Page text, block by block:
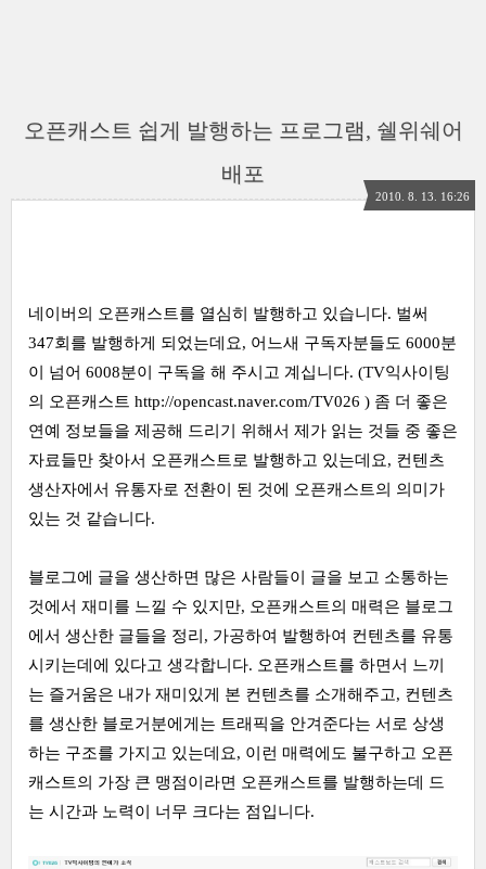
오픈캐스트 쉽게 발행하는 프로그램, 쉘위쉐어
배포
2010. 8. 13. 16:26
네이버의 오픈캐스트를 열심히 발행하고 있습니다. 벌써
347회를 발행하게 되었는데요, 어느새 구독자분들도 6000분
이 넘어 6008분이 구독을 해 주시고 계십니다. (TV익사이팅
의 오픈캐스트 http://opencast.naver.com/TV026 ) 좀 더 좋은
연예 정보들을 제공해 드리기 위해서 제가 읽는 것들 중 좋은
자료들만 찾아서 오픈캐스트로 발행하고 있는데요, 컨텐츠
생산자에서 유통자로 전환이 된 것에 오픈캐스트의 의미가
있는 것 같습니다.
블로그에 글을 생산하면 많은 사람들이 글을 보고 소통하는
것에서 재미를 느낄 수 있지만, 오픈캐스트의 매력은 블로그
에서 생산한 글들을 정리, 가공하여 발행하여 컨텐츠를 유통
시키는데에 있다고 생각합니다. 오픈캐스트를 하면서 느끼
는 즐거움은 내가 재미있게 본 컨텐츠를 소개해주고, 컨텐츠
를 생산한 블로거분에게는 트래픽을 안겨준다는 서로 상생
하는 구조를 가지고 있는데요, 이런 매력에도 불구하고 오픈
캐스트의 가장 큰 맹점이라면 오픈캐스트를 발행하는데 드
는 시간과 노력이 너무 크다는 점입니다.